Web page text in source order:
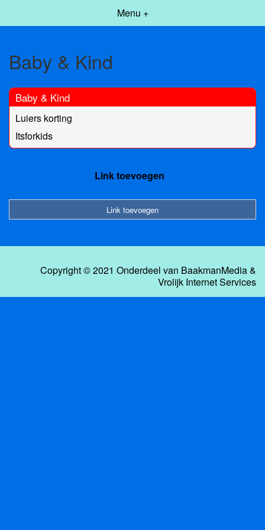
Menu +
Baby & Kind
Baby & Kind
Luiers korting
Itsforkids
Link toevoegen
Link toevoegen
Copyright © 2021 Onderdeel van BaakmanMedia&
Vrolijk Internet Services